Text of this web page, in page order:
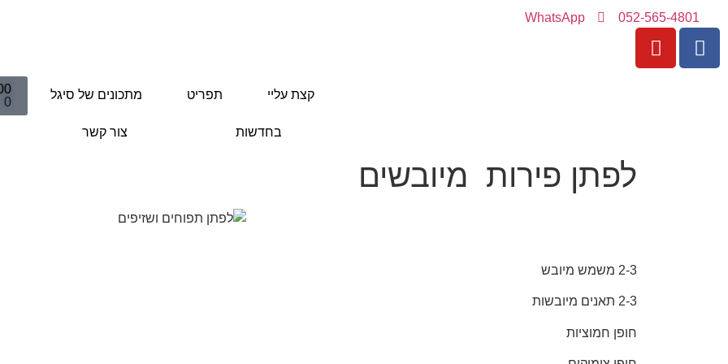
052-565-4801
WhatsApp
קצת עליי תפריט מתכונים של סיגל
בחדשות צור קשר
0
לפתן פירות מיובשים
2-3 משמש מיובש
2-3 תאנים מיובשות
חופן חמוציות